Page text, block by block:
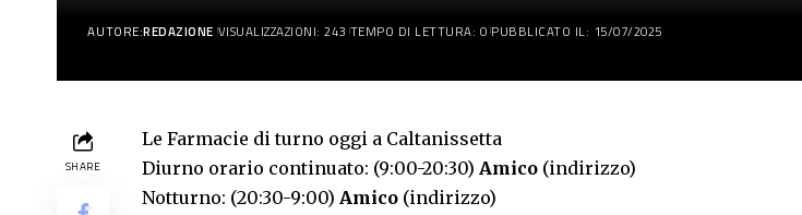
AUTORE:REDAZIONE VISUALIZZAZIONI: 243 TEMPO DI LETTURA: 0 PUBBLICATO IL: 15/07/2025
SHARE
Le Farmacie di turno oggi a Caltanissetta
Diurno orario continuato: (9:00-20:30) Amico (indirizzo)
Notturno: (20:30-9:00) Amico (indirizzo)